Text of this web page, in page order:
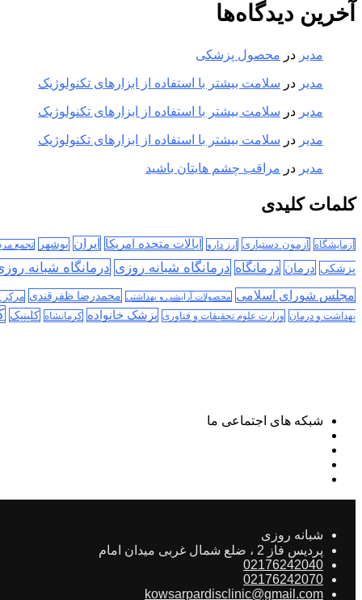
آخرین دیدگاه‌ها
مدیر در محصول پزشکی
مدیر در سلامت بیشتر با استفاده از ابزارهای تکنولوژیک
مدیر در سلامت بیشتر با استفاده از ابزارهای تکنولوژیک
مدیر در سلامت بیشتر با استفاده از ابزارهای تکنولوژیک
مدیر در مراقب چشم هایتان باشید
کلمات کلیدی
آزمایشگاه آزمون دستیاری ارز دارو ایالات متحده امریکا ایران بوشهر تجمع
پزشکی درمان درمانگاه درمانگاه شبانه روزی درمانگاه شبانه
مجلس شورای اسلامی محصولات آرایشی و بهداشتی محمدرضا ظفرقندی
بهداشت و درمان وزارت علوم تحقیقات و فناوری پزشک خانواده کرمانشاه کلینیک
شبکه های اجتماعی ما
شبانه روزی
پردیس فاز 2 ، ضلع شمال غربی میدان امام
02176242040
02176242070
kowsarpardisclinic@gmail.com